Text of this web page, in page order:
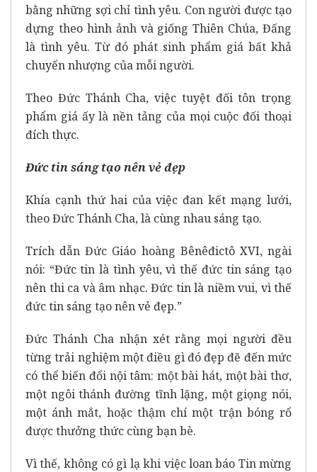
bằng những sợi chỉ tình yêu. Con người được tạo
dựng theo hình ảnh và giống Thiên Chúa, Đấng
là tình yêu. Từ đó phát sinh phẩm giá bất khả
chuyển nhượng của mỗi người.
Theo Đức Thánh Cha, việc tuyệt đối tôn trọng
phẩm giá ấy là nền tảng của mọi cuộc đối thoại
đích thực.
Đức tin sáng tạo nên vẻ đẹp
Khía cạnh thứ hai của việc đan kết mạng lưới,
theo Đức Thánh Cha, là cùng nhau sáng tạo.
Trích dẫn Đức Giáo hoàng Bênêđictô XVI, ngài
nói: “Đức tin là tình yêu, vì thế đức tin sáng tạo
nên thi ca và âm nhạc. Đức tin là niềm vui, vì thế
đức tin sáng tạo nên vẻ đẹp.”
Đức Thánh Cha nhận xét rằng mọi người đều
từng trải nghiệm một điều gì đó đẹp đẽ đến mức
có thể biến đổi nội tâm: một bài hát, một bài thơ,
một ngôi thánh đường tĩnh lặng, một giọng nói,
một ánh mắt, hoặc thậm chí một trận bóng rổ
được thưởng thức cùng bạn bè.
Vì thế, không có gì lạ khi việc loan báo Tin mừng